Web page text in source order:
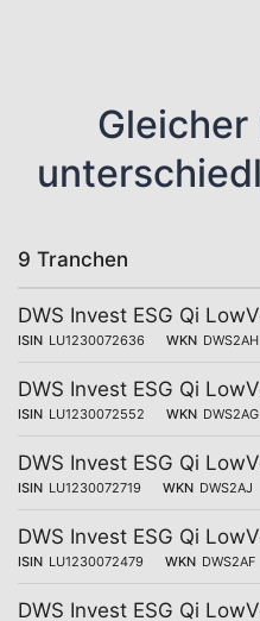
Gleicher
9 Tranchen
DWS Invest ESG Qi
ISIN LU1230072636 WKN DWS2AH
DWS Invest ESG Qi
ISIN LU1230072552 WKN DWS2AG
DWS Invest ESG Qi
ISIN LU1230072719 WKN DWS2AJ
DWS Invest ESG Qi
ISIN LU1230072479 WKN DWS2AF
DWS Invest ESG Qi